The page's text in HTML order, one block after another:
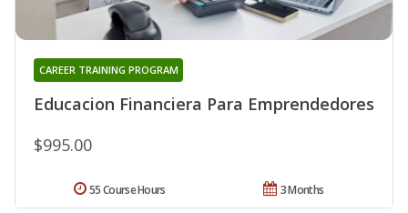
Educacion Financiera Para Emprendedores
CAREER TRAINING PROGRAM
$995.00
3 Months
55 Course Hours